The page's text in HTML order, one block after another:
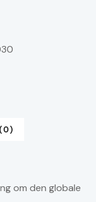
om den globale